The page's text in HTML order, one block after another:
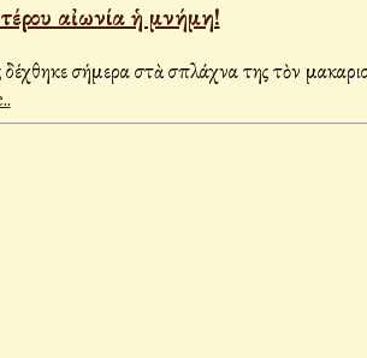
αἰωνία ἡ μνήμη!
σήμερα στὰ σπλάχνα της τὸν